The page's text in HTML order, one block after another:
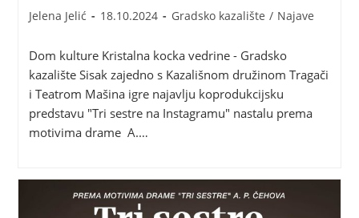
Jelena Jelić 18.10.2024 Gradsko kazalište / Najave
Dom kulture Kristalna kocka vedrine - Gradsko
kazalište Sisak zajedno s Kazališnom družinom Tragači
i Teatrom Mašina igre najavlju koprodukcijsku
predstavu "Tri sestre na Instagramu" nastalu prema
motivima drame A.…